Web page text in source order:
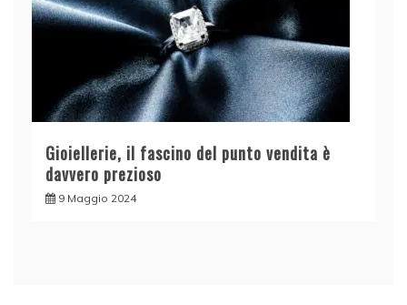
Gioiellerie, il fascino del punto vendita è
davvero prezioso
9 Maggio 2024